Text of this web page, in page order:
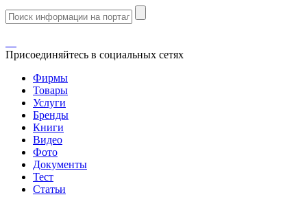
Присоединяйтесь в социальных сетях
Фирмы
Товары
Услуги
Бренды
Книги
Видео
Фото
Документы
Тест
Статьи